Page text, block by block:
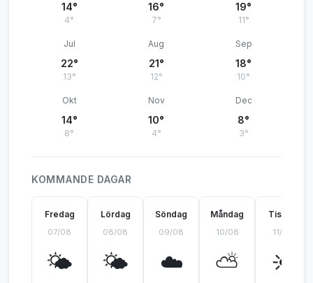
14°
4°
16°
7°
19°
11°
Jul
22°
13°
Aug
21°
12°
Sep
18°
10°
Okt
14°
8°
Nov
10°
4°
Dec
8°
3°
KOMMANDE DAGAR
Fredag
07/08
🌤️
Lördag
08/08
🌤️
Söndag
09/08
☁️
Måndag
10/08
⛅
Tisdag
11/08
☀️